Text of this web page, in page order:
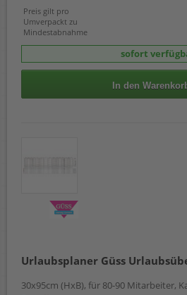
Preis gilt pro
Umverpackt zu
Mindestabnahme
sofort
In den
Urlaubsplaner Güss
30x95cm (HxB), für 80-90 Mitarbeiter,